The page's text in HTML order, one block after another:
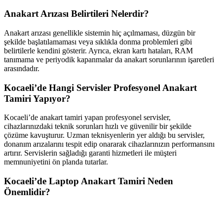
Anakart Arızası Belirtileri Nelerdir?
Anakart arızası genellikle sistemin hiç açılmaması, düzgün bir
şekilde başlatılamaması veya sıklıkla donma problemleri gibi
belirtilerle kendini gösterir. Ayrıca, ekran kartı hataları, RAM
tanımama ve periyodik kapanmalar da anakart sorunlarının işaretleri
arasındadır.
Kocaeli’de Hangi Servisler Profesyonel Anakart
Tamiri Yapıyor?
Kocaeli’de anakart tamiri yapan profesyonel servisler,
cihazlarınızdaki teknik sorunları hızlı ve güvenilir bir şekilde
çözüme kavuşturur. Uzman teknisyenlerin yer aldığı bu servisler,
donanım arızalarını tespit edip onararak cihazlarınızın performansını
artırır. Servislerin sağladığı garanti hizmetleri ile müşteri
memnuniyetini ön planda tutarlar.
Kocaeli’de Laptop Anakart Tamiri Neden
Önemlidir?